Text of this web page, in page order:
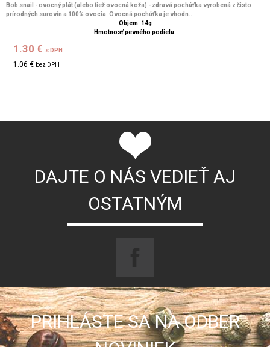
Bob snail - ovocný plát (alebo tiež ovocná koža) - zdravá pochúťka vyrobená z čisto
prírodných surovín a 100% ovocia. Ovocná pochúťka je vhodn...
Objem: 14g
Hmotnosť pevného podielu:
1.30 € s DPH
1.06 € bez DPH
DAJTE O NÁS VEDIEŤ AJ
OSTATNÝM
PRIHLÁSTE SA NA ODBER